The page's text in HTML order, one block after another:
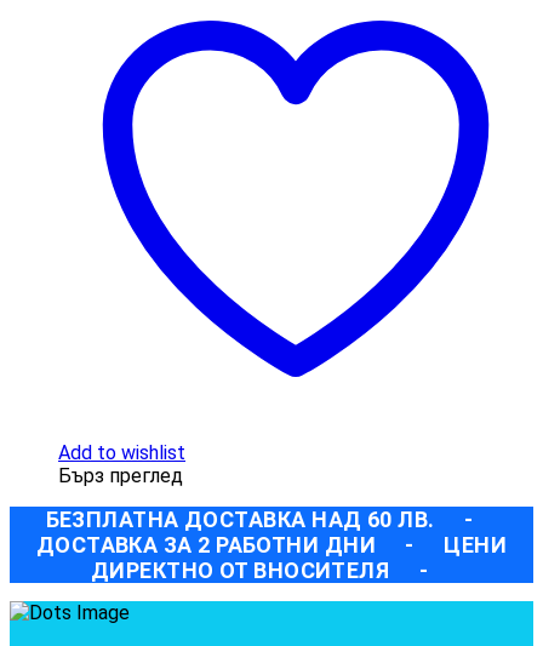
Add to wishlist
Бърз преглед
БЕЗПЛАТНА ДОСТАВКА НАД 60 ЛВ.
-
ДОСТАВКА ЗА 2 РАБОТНИ ДНИ
-
ЦЕНИ
ДИРЕКТНО ОТ ВНОСИТЕЛЯ
-